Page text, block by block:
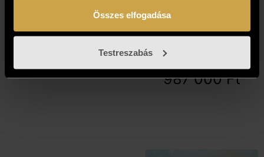
Összes elfogadása
Testreszabás
Neogrády Antal
- Izzó alkonyat
Neogrády Antal
- Joy, love,
peace (60x100
987 000Ft